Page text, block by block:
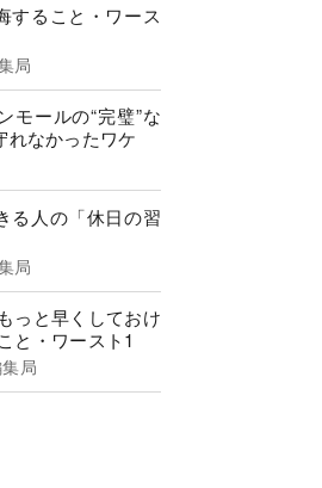
すること・ワース
局
モールの“完璧”な
れなかったワケ
る人の「休日の習
局
っと早くしておけ
と・ワースト1
局